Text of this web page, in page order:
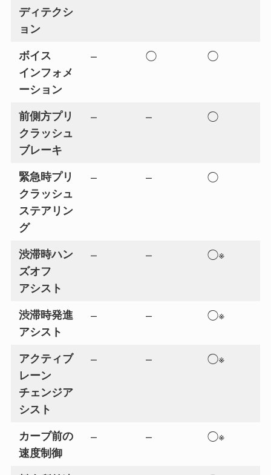
ディテクシ
ョン
ボイス
インフォメ
ーション
– ◯ ◯
前側方プリ
クラッシュ
ブレーキ
– – ◯
緊急時プリ
クラッシュ
ステアリン
グ
– – ◯
渋滞時ハン
ズオフ
アシスト
– – ◯※
渋滞時発進
アシスト
– – ◯※
アクティブ
レーン
チェンジア
シスト
– – ◯※
カーブ前の
速度制御
– – ◯※